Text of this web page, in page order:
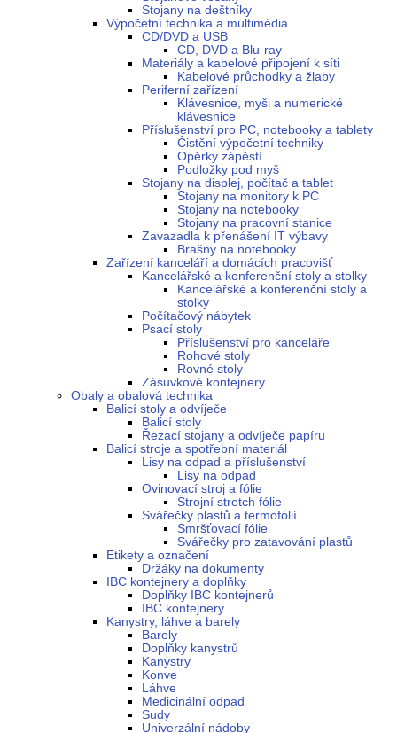
Stojany na deštníky
Výpočetní technika a multimédia
CD/DVD a USB
CD, DVD a Blu-ray
Materiály a kabelové připojení k síti
Kabelové průchodky a žlaby
Periferní zařízení
Klávesnice, myši a numerické
klávesnice
Příslušenství pro PC, notebooky a tablety
Čistění výpočetní techniky
Opěrky zápěstí
Podložky pod myš
Stojany na displej, počítač a tablet
Stojany na monitory k PC
Stojany na notebooky
Stojany na pracovní stanice
Zavazadla k přenášení IT výbavy
Brašny na notebooky
Zařízení kanceláří a domácích pracovišť
Kancelářské a konferenční stoly a stolky
Kancelářské a konferenční stoly a
stolky
Počítačový nábytek
Psací stoly
Příslušenství pro kanceláře
Rohové stoly
Rovné stoly
Zásuvkové kontejnery
Obaly a obalová technika
Balicí stoly a odvíječe
Balicí stoly
Řezací stojany a odvíječe papíru
Balicí stroje a spotřební materiál
Lisy na odpad a příslušenství
Lisy na odpad
Ovinovací stroj a fólie
Strojní stretch fólie
Svářečky plastů a termofólií
Smršťovací fólie
Svářečky pro zatavování plastů
Etikety a označení
Držáky na dokumenty
IBC kontejnery a doplňky
Doplňky IBC kontejnerů
IBC kontejnery
Kanystry, láhve a barely
Barely
Doplňky kanystrů
Kanystry
Konve
Láhve
Medicinální odpad
Sudy
Univerzální nádoby